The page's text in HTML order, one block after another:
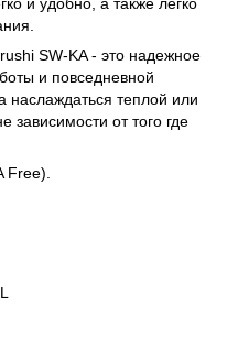
SW-KA - это надежное
и повседневной
наслаждаться теплой или
от того где
Free).